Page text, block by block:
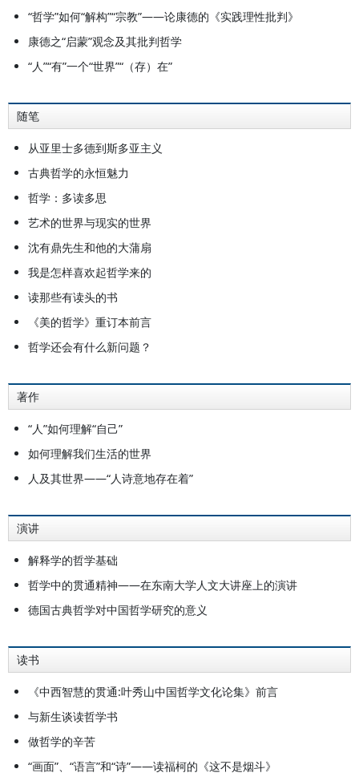
“哲学”如何“解构”“宗教”——论康德的《实践理性批判》
康德之“启蒙”观念及其批判哲学
“人”“有”一个“世界”“（存）在”
随笔
从亚里士多德到斯多亚主义
古典哲学的永恒魅力
哲学：多读多思
艺术的世界与现实的世界
沈有鼎先生和他的大蒲扇
我是怎样喜欢起哲学来的
读那些有读头的书
《美的哲学》重订本前言
哲学还会有什么新问题？
著作
“人”如何理解“自己”
如何理解我们生活的世界
人及其世界——“人诗意地存在着”
演讲
解释学的哲学基础
哲学中的贯通精神——在东南大学人文大讲座上的演讲
德国古典哲学对中国哲学研究的意义
读书
《中西智慧的贯通:叶秀山中国哲学文化论集》前言
与新生谈读哲学书
做哲学的辛苦
“画面”、“语言”和“诗”——读福柯的《这不是烟斗》